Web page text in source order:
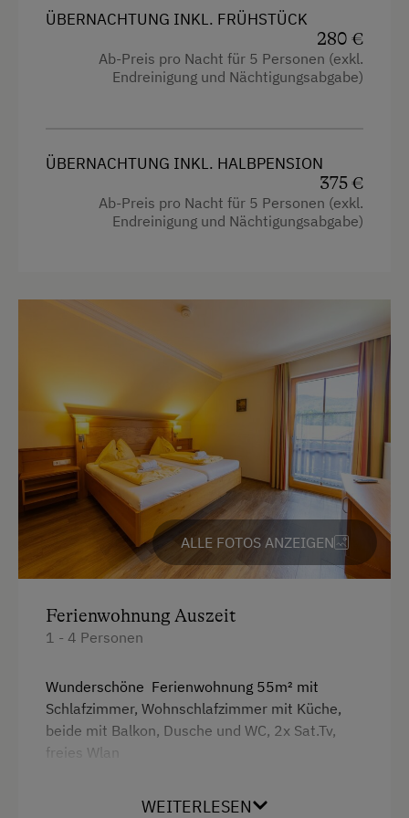
Kinderbett
Küche
Doppelbett (Kingsize)
ÜBERNACHTUNG INKL. FRÜHSTÜCK
280 €
Ab-Preis pro Nacht für 5 Personen (exkl.
Endreinigung und Nächtigungsabgabe)
ÜBERNACHTUNG INKL. HALBPENSION
375 €
Ab-Preis pro Nacht für 5 Personen (exkl.
Endreinigung und Nächtigungsabgabe)
ALLE FOTOS ANZEIGEN
Ferienwohnung Auszeit
1 - 4 Personen
Wunderschöne Ferienwohnung 55m² mit
Schlafzimmer, Wohnschlafzimmer mit Küche,
beide mit Balkon, Dusche und WC, 2x Sat.Tv,
freies Wlan
WEITERLESEN